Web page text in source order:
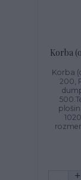
Korba
Korba
200,